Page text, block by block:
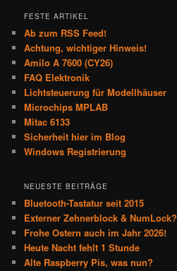
FESTE ARTIKEL
Ab zum RSS Feed!
Achtung, wichtiger Hinweis!
Amilo A 7600 (CY26)
FAQ Elektronik
Lichtsteuerung für Modellhäuser
Microchips MPLAB
Mitac 6133
Sicherheit hier im Blog
Windows Registrierung
NEUESTE BEITRÄGE
Bluetooth-Tastatur seit 2015
Externer Zehnerblock & NumLock?
Frohe Ostern auch im Jahr 2026!
Heute Nacht fehlt 1 Stunde
Alte Raspberry Pis, was nun?